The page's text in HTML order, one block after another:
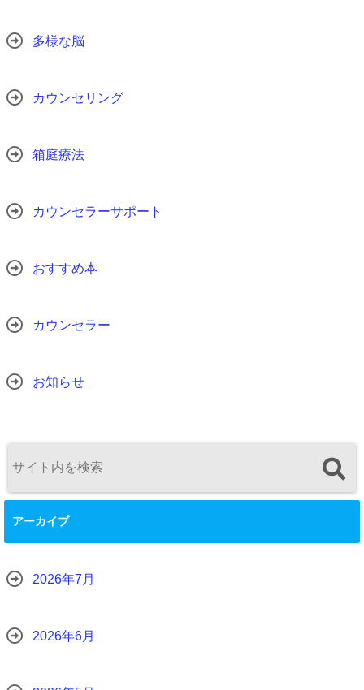
多様な脳
カウンセリング
箱庭療法
カウンセラーサポート
おすすめ本
カウンセラー
お知らせ
アーカイブ
2026年7月
2026年6月